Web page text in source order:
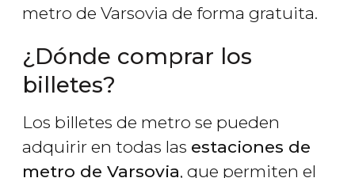
metro de Varsovia de forma gratuita.
¿Dónde comprar los
billetes?
Los billetes de metro se pueden
adquirir en todas las estaciones de
metro de Varsovia, que permiten el